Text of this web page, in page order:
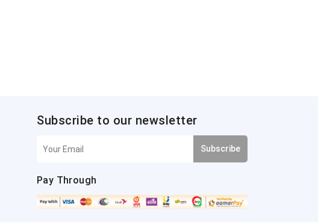
Subscribe to our newsletter
Subscribe
Pay Through